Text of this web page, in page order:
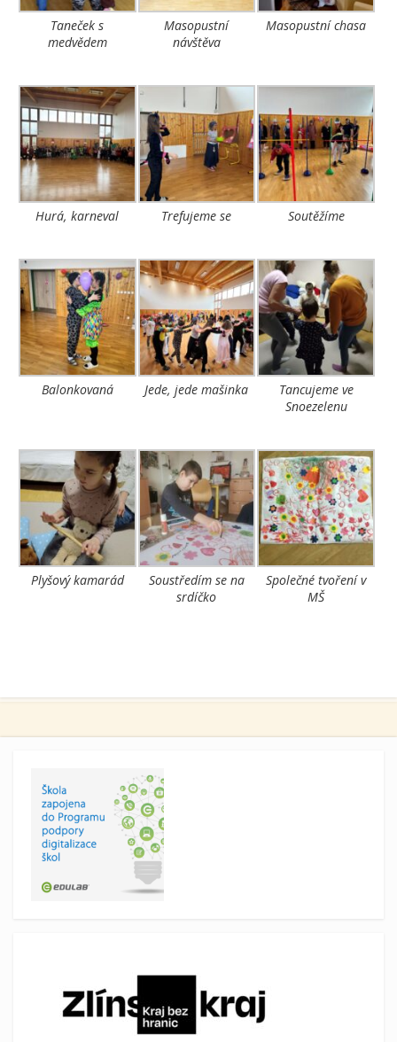
Taneček s
medvědem
Masopustní
návštěva
Masopustní chasa
Hurá, karneval Trefujeme se Soutěžíme
Balonkovaná Jede, jede mašinka
Tancujeme ve
Snoezelenu
Plyšový kamarád
Soustředím se na
srdíčko
Společné tvoření v
MŠ